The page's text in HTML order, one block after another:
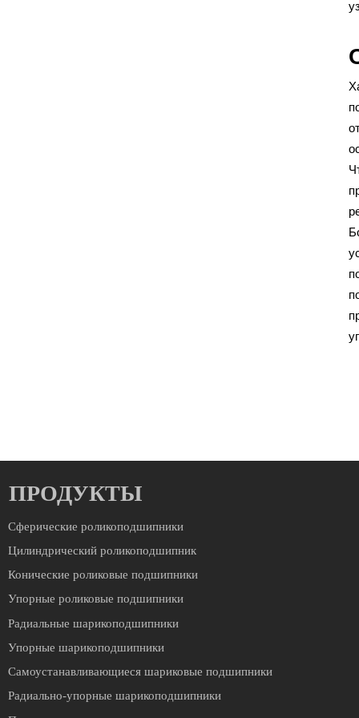
ПРОДУКТЫ
Сферические роликоподшипники
Цилиндрический роликоподшипник
Конические роликовые подшипники
Упорные роликовые подшипники
Радиальные шарикоподшипники
Упорные шарикоподшипники
Cамоустанавливающиеся шариковые подшипники
Радиально-упорные шарикоподшипники